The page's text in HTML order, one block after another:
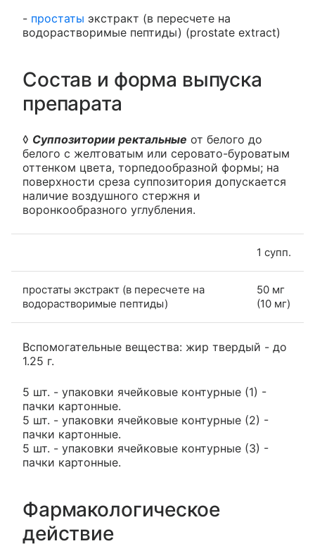
- простаты экстракт (в пересчете на
водорастворимые пептиды) (prostate extract)
Состав и форма выпуска
препарата
◊ Суппозитории ректальные от белого до
белого с желтоватым или серовато-буроватым
оттенком цвета, торпедообразной формы; на
поверхности среза суппозитория допускается
наличие воздушного стержня и
воронкообразного углубления.
1 супп.
простаты экстракт (в пересчете на
водорастворимые пептиды)
50 мг
(10 мг)
Вспомогательные вещества: жир твердый - до
1.25 г.
5 шт. - упаковки ячейковые контурные (1) -
пачки картонные.
5 шт. - упаковки ячейковые контурные (2) -
пачки картонные.
5 шт. - упаковки ячейковые контурные (3) -
пачки картонные.
Фармакологическое
действие